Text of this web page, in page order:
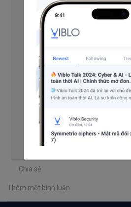
thường thôi, nếu em
đã tồn tại
của nó sẽ được
giản là cái sau sẽ
Vậy câu trả lời là
(và chỉ có thể)
implementation
câu lệnh bind chạy
Chia sẻ
Thêm một bình luận